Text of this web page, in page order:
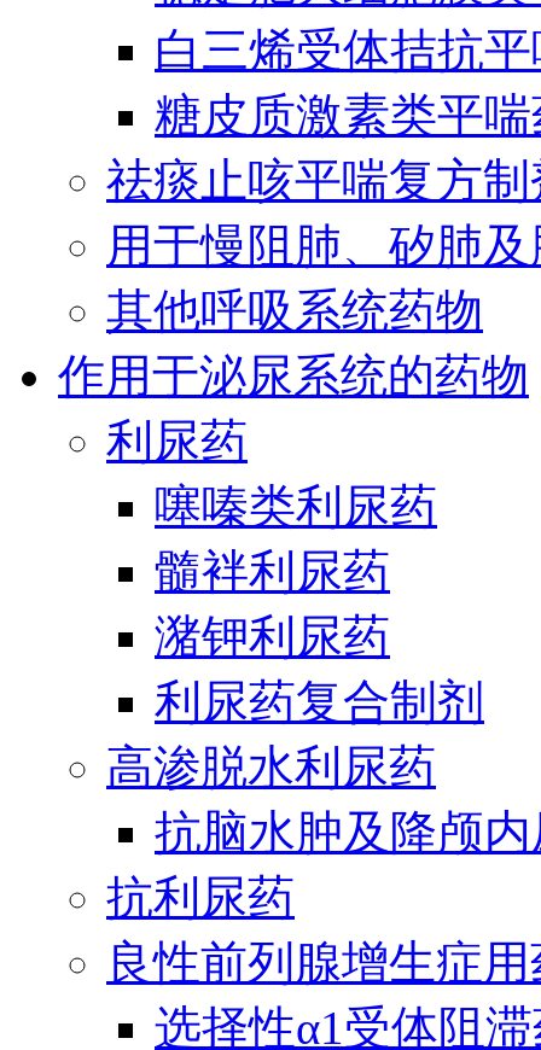
白三烯受体拮抗
糖皮质激素类平
祛痰止咳平喘复方制
用于慢阻肺、矽肺
其他呼吸系统药物
作用于泌尿系统的药物
利尿药
噻嗪类利尿药
髓袢利尿药
潴钾利尿药
利尿药复合制剂
高渗脱水利尿药
抗脑水肿及降颅
抗利尿药
良性前列腺增生症
选择性α1受体阻